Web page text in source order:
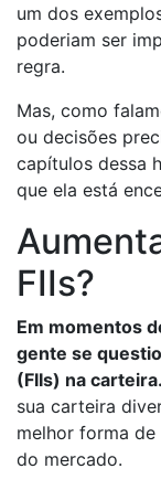
um dos
poderiam ser
regra.
Mas, como
ou decisões
capítulos dessa
que ela está
FIIs?
Em momentos
gente se
(FIIs) na carteira.
sua carteira
melhor forma
do mercado.